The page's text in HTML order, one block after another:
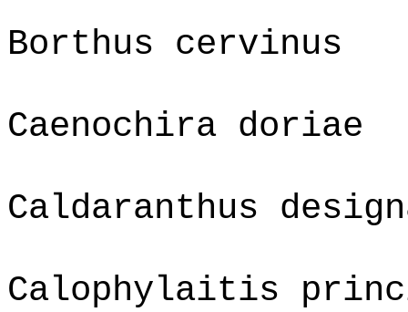
Borthus cervinus
Caenochira doriae
Caldaranthus
Calophylaitis